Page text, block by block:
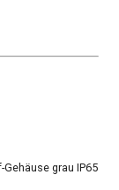
grau IP65